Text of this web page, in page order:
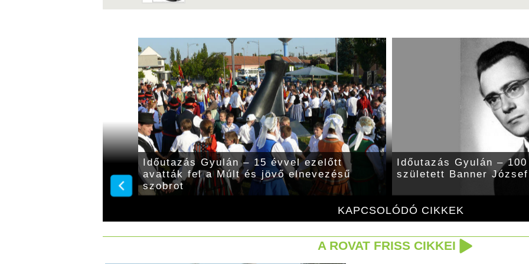
KAPCSOLÓDÓ CIKKEK
évvel ezelőtt adtak
Időutazás Gyulán – 15 évvel ezelőtt
avatták fel a Múlt és jövő elnevezésű
szobrot
Időutazás Gyulán –
született Banner József
A ROVAT FRISS CIKKEI